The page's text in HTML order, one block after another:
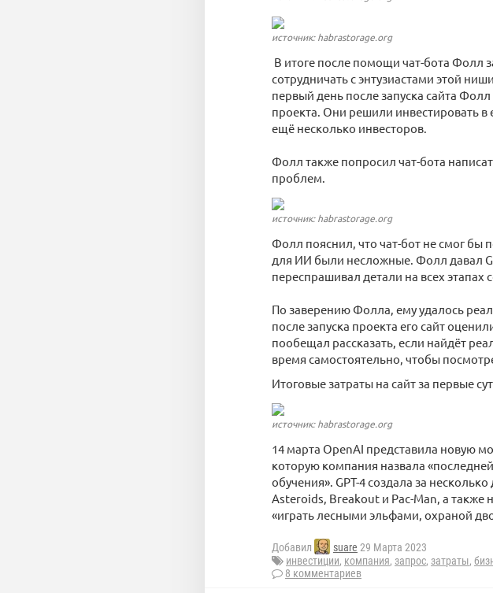
источник: habrastorage.org
В итоге после помощи чат-бота Фолл
сотрудничать с энтузиастами этой
первый день после запуска сайта
проекта. Они решили инвестировать в
ещё несколько инвесторов.
Фолл также попросил чат-бота
проблем.
источник: habrastorage.org
Фолл пояснил, что чат-бот не смог бы
для ИИ были несложные. Фолл давал
переспрашивал детали на всех этапах
По заверению Фолла, ему удалось
после запуска проекта его сайт
пообещал рассказать, если найдёт
время самостоятельно, чтобы
Итоговые затраты на сайт за первые
источник: habrastorage.org
14 марта OpenAI представила новую
которую компания назвала
обучения». GPT-4 создала за
Asteroids, Breakout и Pac-Man, а также
«играть лесными эльфами, охраной
Добавил suare 29 Марта 2023
инвестиции, компания, запрос, затраты,
8 комментариев